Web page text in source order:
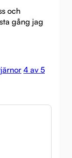
och
gång jag
4 av 5